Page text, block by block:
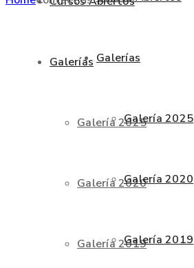
Galerías
Galería 2025
Galería 2020
Galería 2019
Galerías
Galería 2025
Galería 2020
Galería 2019